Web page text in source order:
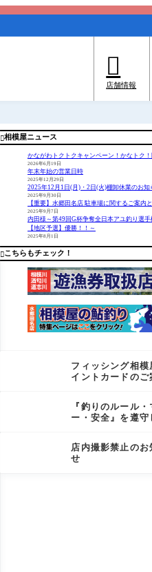

店舗情報
相模屋ニュース
かながわトクトクキャンペーン！かなトク！
2026年6月19日
年末年始の営業日時
2025年12月29日
2025年12月1日(月)・2日(火)棚卸休業のお知
2025年9月30日
【重要】水郷田名店 駐車場に関するご案内
2025年9月7日
内田様～第49回G杯争奪全日本アユ釣り選手
【地区予選】優勝！！～
2025年8月1日
こちらもチェック！
フィッシング相模
イントカードのご
『釣りのルール・
ー・安全』を遵守
店内撮影禁止のお
せ